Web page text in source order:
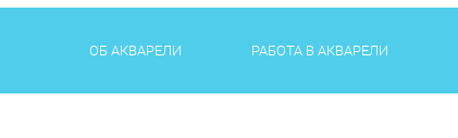
ОБ АКВАРЕЛИ РАБОТА В АКВАРЕЛИ